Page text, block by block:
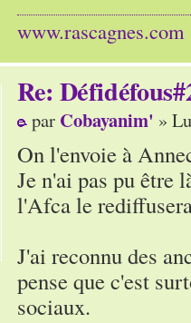
www.rascagnes.com
Re:
par Cobayanim' »
On l'envoie à
Je n'ai pas pu être
l'Afca le
J'ai reconnu des
pense que c'est
sociaux.